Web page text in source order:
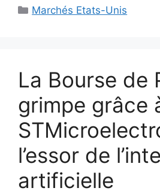
Catégories
Marchés Etats-Unis
La Bourse de
grimpe grâce
l’essor de
artificielle